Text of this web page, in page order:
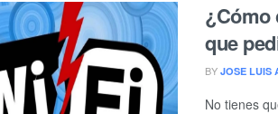
¿Cómo
que
BY JOSE LUIS
No tienes